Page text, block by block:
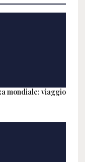
mondiale: viaggio